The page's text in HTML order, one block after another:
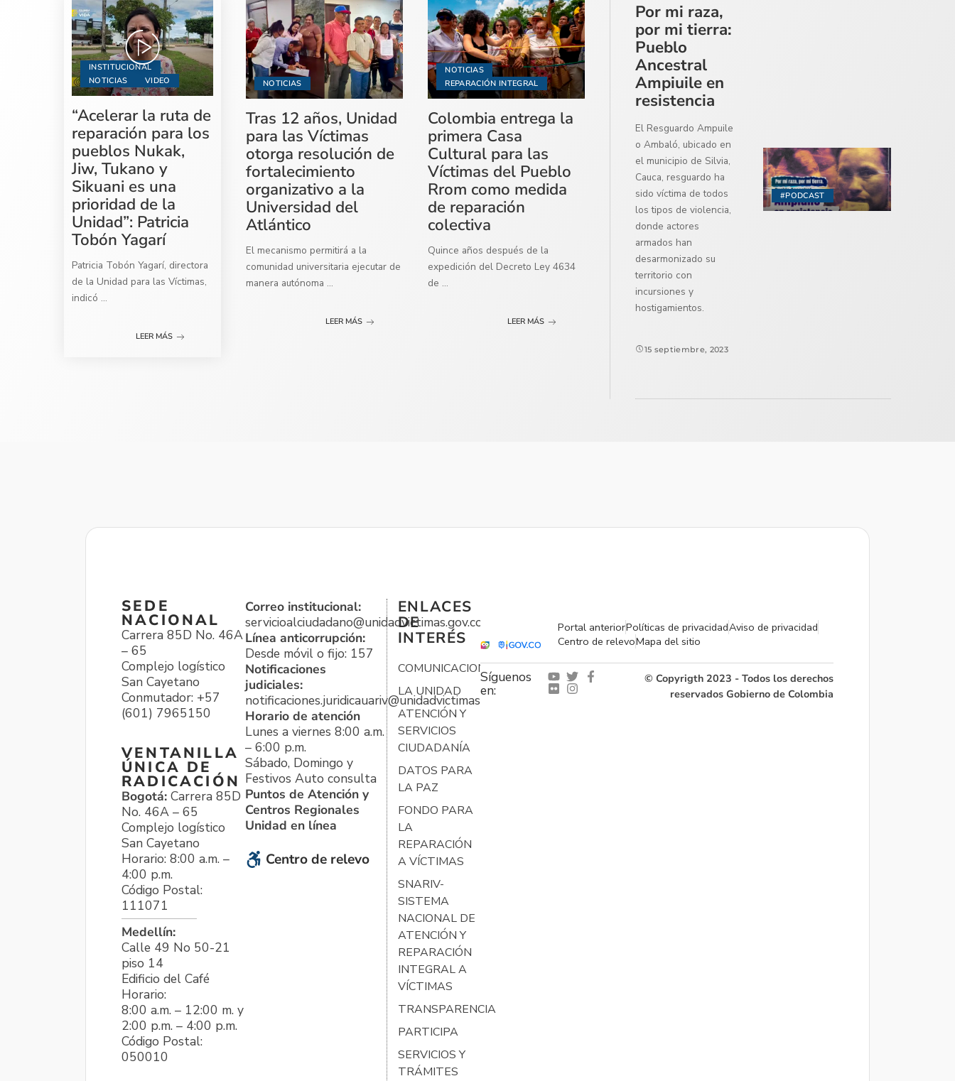
INSTITUCIONAL
NOTICIAS
VIDEO
“Acelerar la ruta de
reparación para los
pueblos Nukak,
Jiw, Tukano y
Sikuani es una
prioridad de la
Unidad”: Patricia
Tobón Yagarí
Patricia Tobón Yagarí, directora
de la Unidad para las Víctimas,
indicó ...
LEER MÁS
NOTICIAS
Tras 12 años, Unidad
para las Víctimas
otorga resolución de
fortalecimiento
organizativo a la
Universidad del
Atlántico
El mecanismo permitirá a la
comunidad universitaria ejecutar de
manera autónoma ...
LEER MÁS
NOTICIAS
REPARACIÓN INTEGRAL
Colombia entrega la
primera Casa
Cultural para las
Víctimas del Pueblo
Rrom como medida
de reparación
colectiva
Quince años después de la
expedición del Decreto Ley 4634
de ...
LEER MÁS
#PODCAST
Por mi raza,
por mi tierra:
Pueblo
Ancestral
Ampiuile en
resistencia
El Resguardo Ampuile
o Ambaló, ubicado en
el municipio de Silvia,
Cauca, resguardo ha
sido víctima de todos
los tipos de violencia,
donde actores
armados han
desarmonizado su
territorio con
incursiones y
hostigamientos.
15 septiembre, 2023
SEDE
NACIONAL
Carrera 85D No. 46A
– 65
Complejo logístico
San Cayetano
Conmutador: +57
(601) 7965150
VENTANILLA
ÚNICA DE
RADICACIÓN
Bogotá: Carrera 85D
No. 46A – 65
Complejo logístico
San Cayetano
Horario: 8:00 a.m. –
4:00 p.m.
Código Postal:
111071
Medellín:
Calle 49 No 50-21
piso 14
Edificio del Café
Horario:
8:00 a.m. – 12:00 m. y
2:00 p.m. – 4:00 p.m.
Código Postal:
050010
Correo institucional:
servicioalciudadano@unidadvictimas.gov.co
Línea anticorrupción:
Desde móvil o fijo: 157
Notificaciones
judiciales:
notificaciones.juridicauariv@unidadvictimas.gov.co
Horario de atención
Lunes a viernes 8:00 a.m.
– 6:00 p.m.
Sábado, Domingo y
Festivos Auto consulta
Puntos de Atención y
Centros Regionales
Unidad en línea
Centro de relevo
ENLACES
DE
INTERÉS
COMUNICACIONES
LA UNIDAD
ATENCIÓN Y
SERVICIOS
CIUDADANÍA
DATOS PARA
LA PAZ
FONDO PARA
LA
REPARACIÓN
A VÍCTIMAS
SNARIV-
SISTEMA
NACIONAL DE
ATENCIÓN Y
REPARACIÓN
INTEGRAL A
VÍCTIMAS
TRANSPARENCIA
PARTICIPA
SERVICIOS Y
TRÁMITES
Portal anteriorPolíticas de privacidadAviso de privacidad
Centro de relevoMapa del sitio
Síguenos
en:
© Copyrigth 2023 - Todos los derechos
reservados Gobierno de Colombia